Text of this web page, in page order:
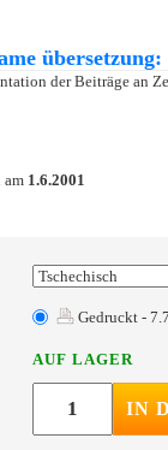
übersetzung:
der Beiträge an
am 1.6.2001
Gedruckt -
AUF LAGER
IN